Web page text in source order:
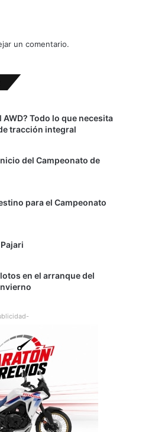
un comentario.
AWD? Todo lo que necesita
tracción integral
del Campeonato de
para el Campeonato
en el arranque del